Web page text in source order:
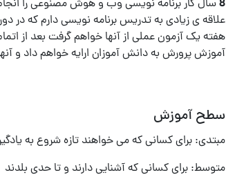
علاقه ی زیادی به تدریس برنامه نویسی دارم که در
هفته یک آزمون عملی از آنها خواهم گرفت بعد از
آموزش پرورش به دانش آموزان ارایه خواهم داد و
سطح آموزش
مبتدی: برای کسانی که می خواهند تازه شروع به
متوسط: برای کسانی که آشنایی دارند و تا حدی بلدند